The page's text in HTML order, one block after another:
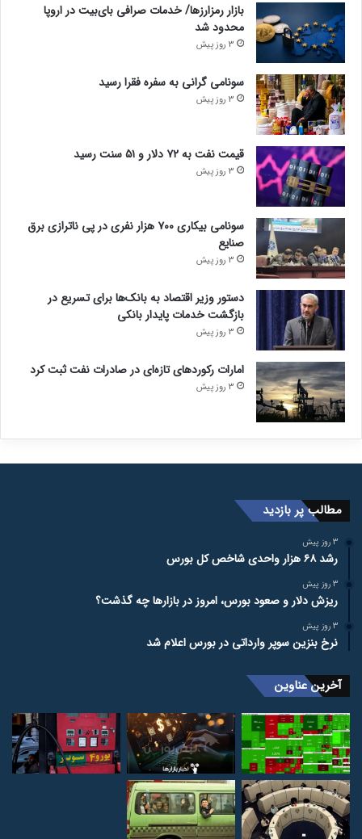
بازار رمزارزها/ خدمات صرافی بای‌بیت در اروپا
محدود شد
3 روز پیش
سونامی گرانی به سفره فقرا رسید
3 روز پیش
قیمت نفت به ۷۲ دلار و ۵۱ سنت رسید
3 روز پیش
سونامی بیکاری ۷۰۰ هزار نفری در پی ناترازی برق
صنایع
3 روز پیش
دستور وزیر اقتصاد به بانک‌ها برای تسریع در
بازگشت خدمات پایدار بانکی
3 روز پیش
امارات رکورد‌های تازه‌ای در صادرات نفت ثبت کرد
3 روز پیش
مطالب پر بازدید
3 روز پیش
رشد ۶۸ هزار واحدی شاخص کل بورس
3 روز پیش
ریزش دلار و صعود بورس، امروز در بازارها چه گذشت؟
3 روز پیش
نرخ بنزین سوپر وارداتی در بورس اعلام شد
آخرین عناوین